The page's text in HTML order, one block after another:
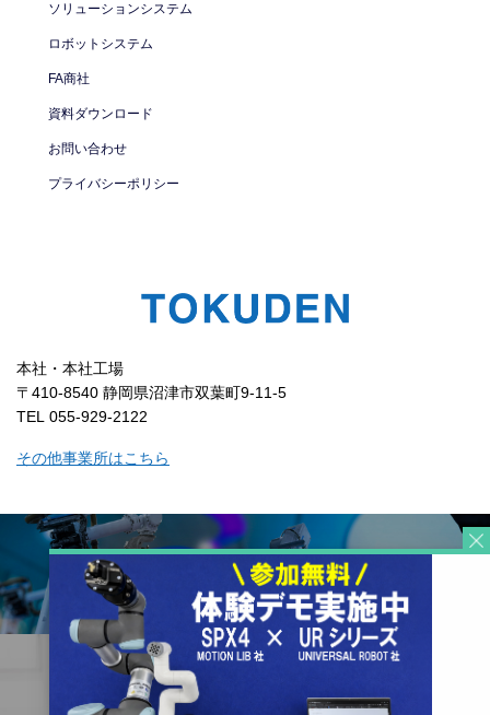
ソリューションシステム
ロボットシステム
FA商社
資料ダウンロード
お問い合わせ
プライバシーポリシー
本社・本社工場
〒410-8540 静岡県沼津市双葉町9-11-5
TEL 055-929-2122
その他事業所はこちら
コーポレートサイト
リクルートサイト